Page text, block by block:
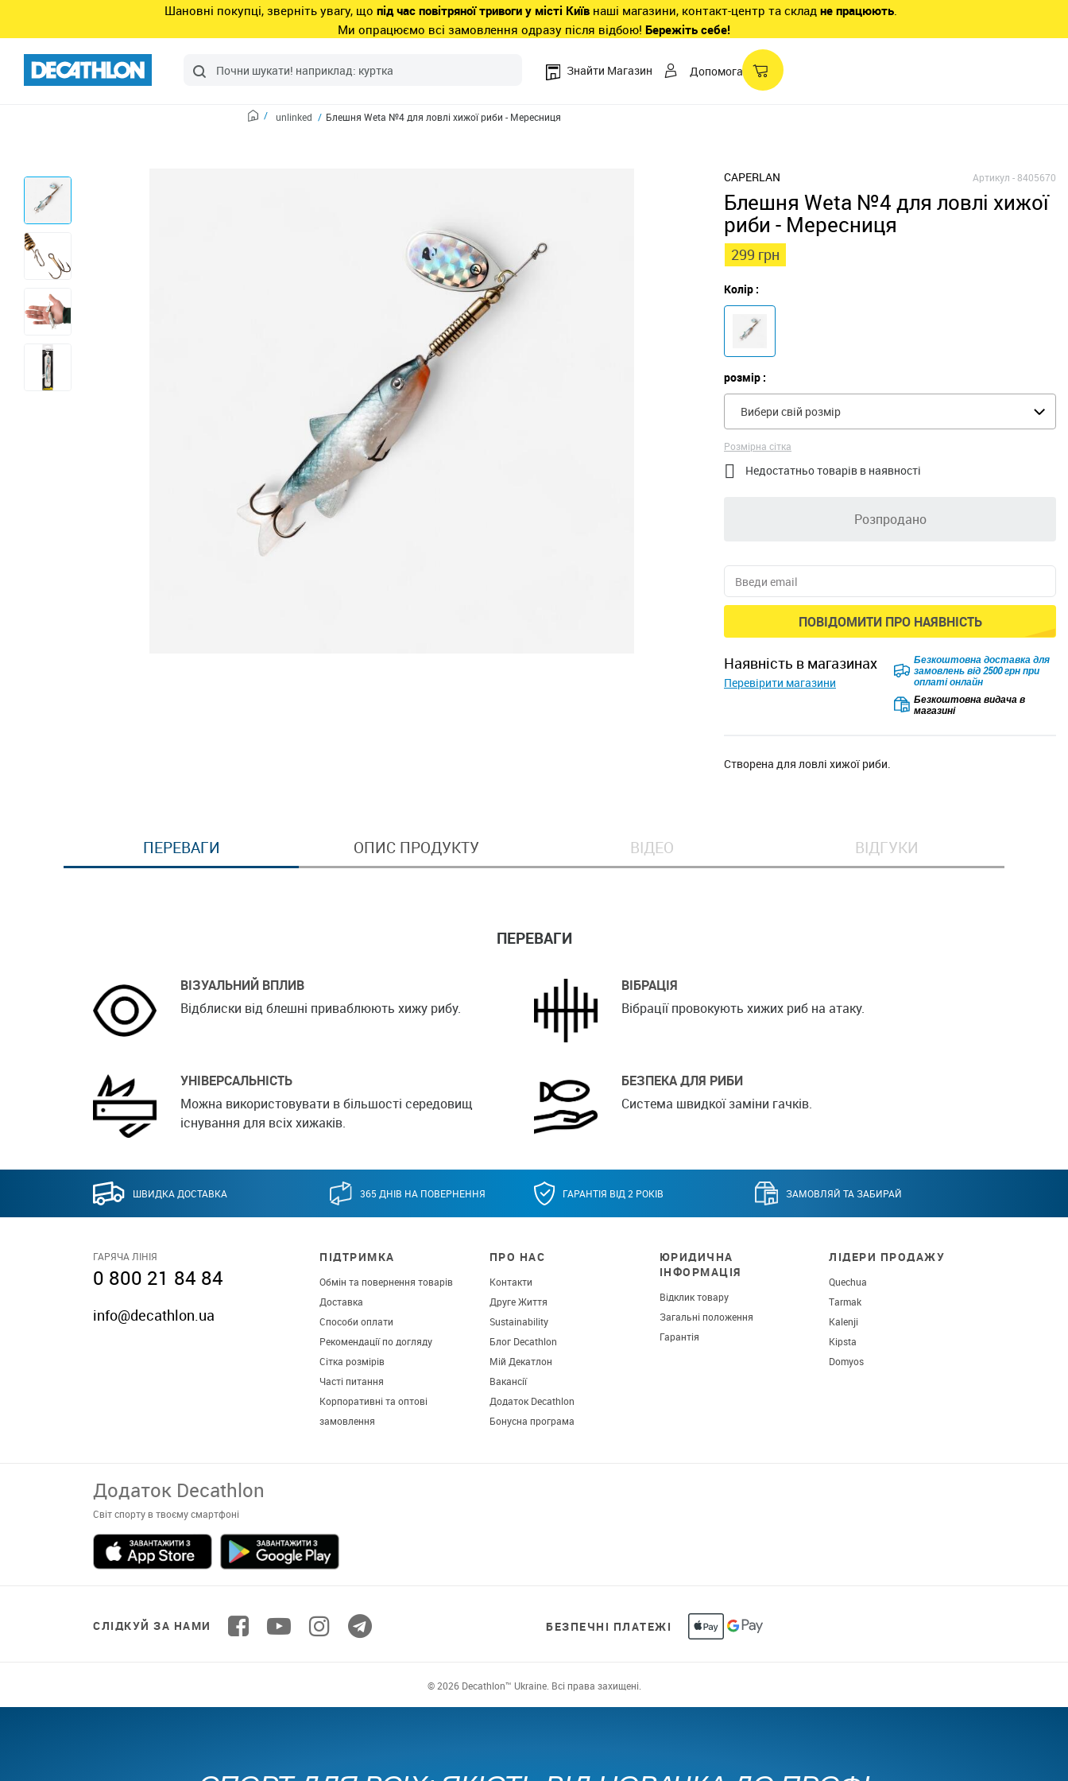
Шановні покупці, зверніть увагу, що під час повітряної тривоги у місті Київ наші магазини, контакт-центр та склад не працюють.
Ми опрацюємо всі замовлення одразу після відбою! Бережіть себе!
Знайти Магазин Допомога
unlinked Блешня Weta №4 для ловлі хижої риби - Мересниця
CAPERLAN Артикул -8405670
Блешня Weta №4 для ловлі хижої
риби - Мересниця
299 грн
Колір :
розмір :
Вибери свій розмір
Розмірна сітка
 Недостатньо товарів в наявності
Розпродано
ПОВІДОМИТИ ПРО НАЯВНІСТЬ
наявність в магазинах
Перевірити магазини
Безкоштовна доставка для
замовлень від 2500 грн при
оплаті онлайн
Безкоштовна видача в
магазині
Створена для ловлі хижої риби.
ПЕРЕВАГИ ОПИС ПРОДУКТУ ВІДЕО ВІДГУКИ
ПЕРЕВАГИ
ВІЗУАЛЬНИЙ ВПЛИВ
Відблиски від блешні приваблюють хижу рибу.
ВІБРАЦІЯ
Вібрації провокують хижих риб на атаку.
УНІВЕРСАЛЬНІСТЬ
Можна використовувати в більшості середовищ
існування для всіх хижаків.
БЕЗПЕКА ДЛЯ РИБИ
Система швидкої заміни гачків.
ШВИДКА ДОСТАВКА 365 ДНІВ НА ПОВЕРНЕННЯ ГАРАНТІЯ ВІД 2 РОКІВ ЗАМОВЛЯЙ ТА ЗАБИРАЙ
ГАРЯЧА ЛІНІЯ
0 800 21 84 84
info@decathlon.ua
ПІДТРИМКА
Обмін та повернення товарів
Доставка
Способи оплати
Рекомендації по догляду
Сітка розмірів
Часті питання
Корпоративні та оптові
замовлення
ПРО НАС
Контакти
Друге Життя
Sustainability
Блог Decathlon
Мій Декатлон
Вакансії
Додаток Decathlon
Бонусна програма
ЮРИДИЧНА
ІНФОРМАЦІЯ
Відклик товару
Загальні положення
Гарантія
ЛІДЕРИ ПРОДАЖУ
Quechua
Tarmak
Kalenji
Kipsta
Domyos
Додаток Decathlon
Світ спорту в твоєму смартфоні
СЛІДКУЙ ЗА НАМИ БЕЗПЕЧНІ ПЛАТЕЖІ
© 2026 Decathlon™ Ukraine. Всі права захищені.